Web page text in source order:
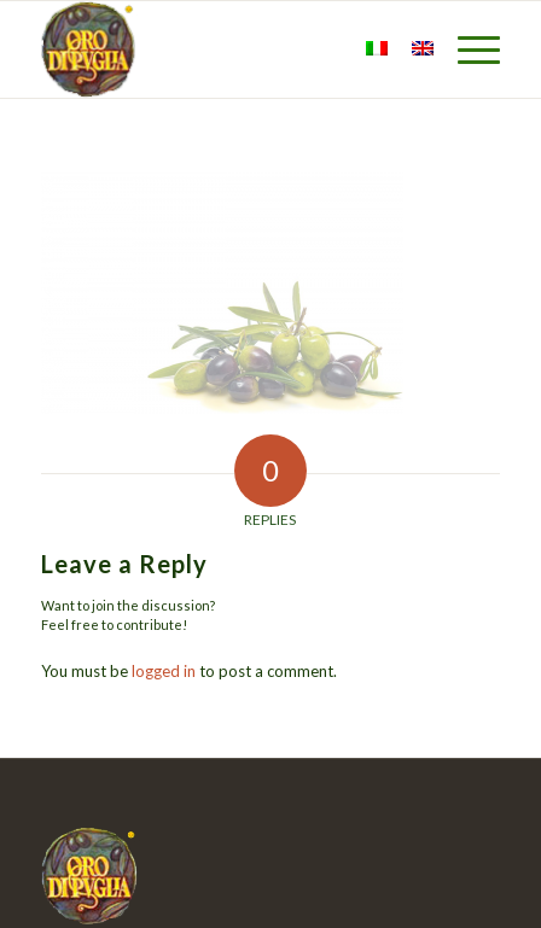
0
REPLIES
Leave a Reply
Want to join the discussion?
Feel free to contribute!
You must belogged in to post a comment.